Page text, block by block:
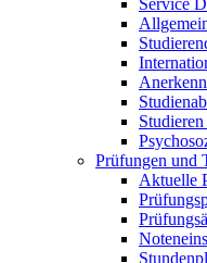
Service
Prüfungen und
Aktuelle